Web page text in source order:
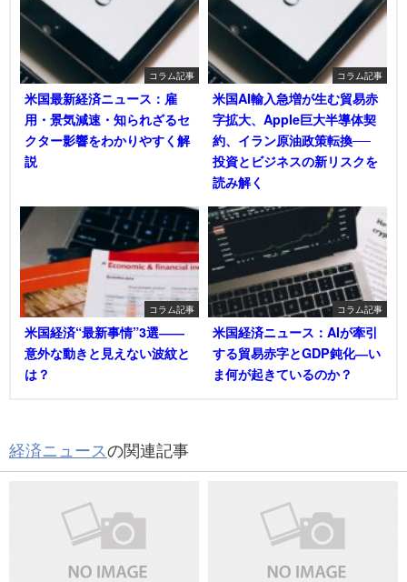
コラム記事
米国最新経済ニュース：雇
用・景気減速・知られざるセ
クター影響をわかりやすく解
説
コラム記事
米国AI輸入急増が生む貿易赤
字拡大、Apple巨大半導体契
約、イラン原油政策転換──
投資とビジネスの新リスクを
読み解く
コラム記事
米国経済“最新事情”3選――
意外な動きと見えない波紋と
は？
コラム記事
米国経済ニュース：AIが牽引
する貿易赤字とGDP鈍化―い
ま何が起きているのか？
経済ニュースの関連記事